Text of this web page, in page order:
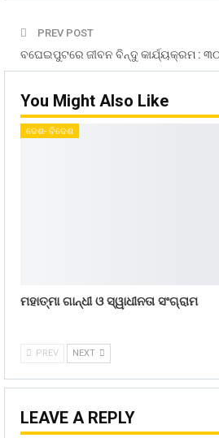
PREV POST
ବଘେଇପୁଟରେ ଜୀବନ ବିନ୍ଦୁ କାର୍ଯ୍ୟକ୍ରମ :
You Might Also Like
ଦେଶ- ବିଦେଶ
ମହାତ୍ମା ଗାନ୍ଧୀ ଓ ସ୍ୱାଧୀନତା ସଂଗ୍ରାମ
PREV NEXT
LEAVE A REPLY